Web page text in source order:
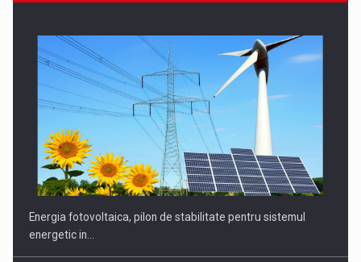
Energia fotovoltaica, pilon de stabilitate pentru sistemul
energetic in…